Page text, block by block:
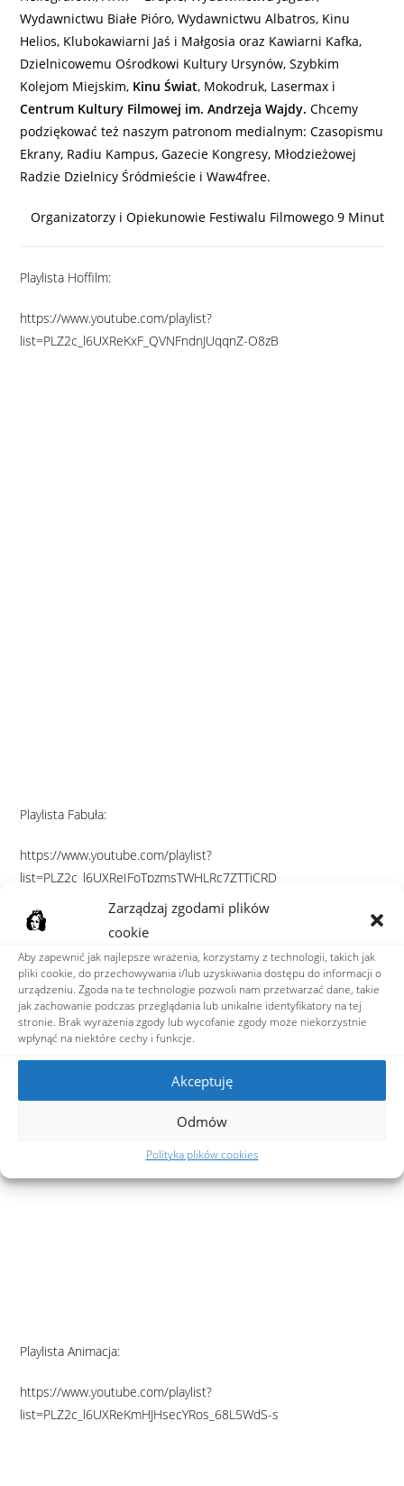
Zarządzaj zgodami plików
cookie
Aby zapewnić jak najlepsze wrażenia, korzystamy z technologii, takich jak
pliki cookie, do przechowywania i/lub uzyskiwania dostępu do informacji o
urządzeniu. Zgoda na te technologie pozwoli nam przetwarzać dane, takie
jak zachowanie podczas przeglądania lub unikalne identyfikatory na tej
stronie. Brak wyrażenia zgody lub wycofanie zgody może niekorzystnie
wpłynąć na niektóre cechy i funkcje.
Akceptuję
Odmów
Polityka plików cookies
Wydawnictwu Białe Pióro, Wydawnictwu Albatros, Kinu
Helios, Klubokawiarni Jaś i Małgosia oraz Kawiarni Kafka,
Dzielnicowemu Ośrodkowi Kultury Ursynów, Szybkim
Kolejom Miejskim, Kinu Świat, Mokodruk, Lasermax i
Centrum Kultury Filmowej im. Andrzeja Wajdy.Chcemy
podziękować też naszym patronom medialnym: Czasopismu
Ekrany, Radiu Kampus, Gazecie Kongresy, Młodzieżowej
Radzie Dzielnicy Śródmieście i Waw4free.
Organizatorzy i Opiekunowie Festiwalu Filmowego 9 Minut
Playlista Hoffilm:
https://www.youtube.com/playlist?
list=PLZ2c_l6UXReKxF_QVNFndnJUqqnZ-O8zB
Playlista Fabuła:
https://www.youtube.com/playlist?
list=PLZ2c_l6UXReIFoTpzmsTWHLRc7ZTTjCRD
Playlista Animacja:
https://www.youtube.com/playlist?
list=PLZ2c_l6UXReKmHJHsecYRos_68L5WdS-s